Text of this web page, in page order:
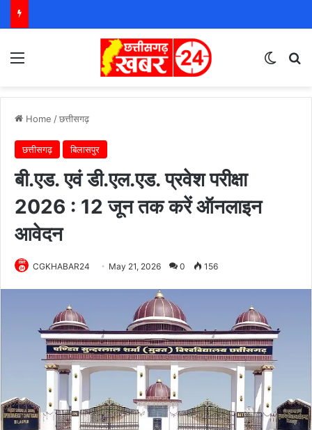
Home /छत्तीसगढ़
छत्तीसगढ़ बिलासपुर
बी.एड. एवं डी.एल.एड. प्रवेश परीक्षा
2026 : 12 जून तक करें ऑनलाइन
आवेदन
CGKHABAR24 May 21, 2026 0 156